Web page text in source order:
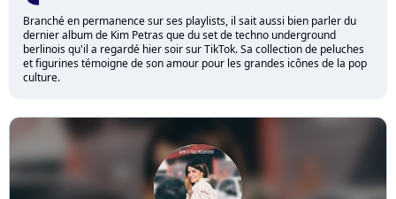
Branché en permanence sur ses playlists, il sait aussi bien parler du
dernier album de Kim Petras que du set de techno underground
berlinois qu'il a regardé hier soir sur TikTok. Sa collection de peluches
et figurines témoigne de son amour pour les grandes icônes de la pop
culture.